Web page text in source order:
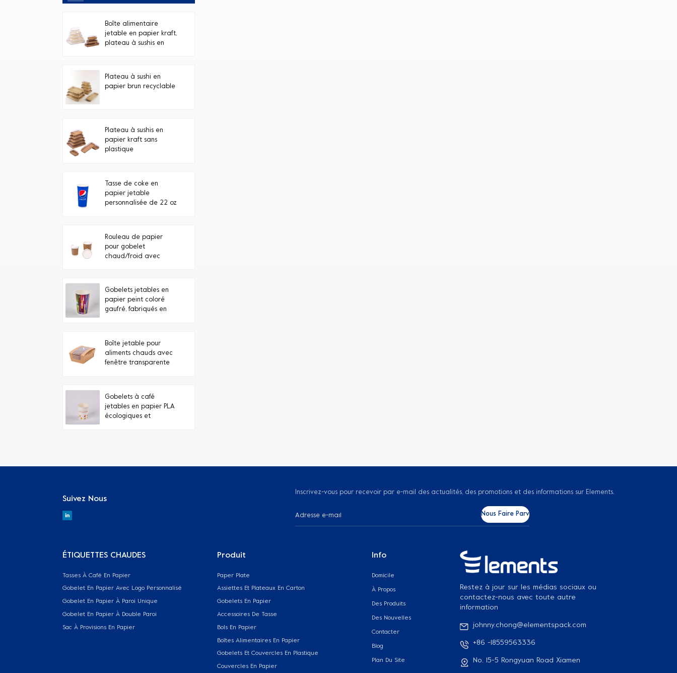
Boîte alimentaire
jetable en papier kraft,
plateau à sushis en
Plateau à sushi en
papier brun recyclable
Plateau à sushis en
papier kraft sans
plastique
Tasse de coke en
papier jetable
personnalisée de 22 oz
Rouleau de papier
pour gobelet
chaud/froid avec
Gobelets jetables en
papier peint coloré
gaufré, fabriqués en
Boîte jetable pour
aliments chauds avec
fenêtre transparente
Gobelets à café
jetables en papier PLA
écologiques et
Suivez Nous
Inscrivez-vous pour recevoir par e-mail des actualités, des promotions et des informations sur Elements.
ÉTIQUETTES CHAUDES
Tasses À Café En Papier
Gobelet En Papier Avec Logo Personnalisé
Gobelet En Papier À Paroi Unique
Gobelet En Papier À Double Paroi
Sac À Provisions En Papier
Produit
Paper Plate
Assiettes Et Plateaux En Carton
Gobelets En Papier
Accessoires De Tasse
Bols En Papier
Boîtes Alimentaires En Papier
Gobelets Et Couvercles En Plastique
Couvercles En Papier
Info
Domicile
À Propos
Des Produits
Des Nouvelles
Contacter
Blog
Plan Du Site
Restez à jour sur les médias sociaux ou
contactez-nous avec toute autre
information
johnny.chong@elementspack.com
+86 -18559563336
No. 15-5 Rongyuan Road Xiamen